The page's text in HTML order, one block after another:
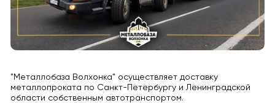
"Металлобаза Волхонка" осуществляет доставку
металлопроката по Санкт-Петербургу и Ленинградской
области собственным автотранспортом.